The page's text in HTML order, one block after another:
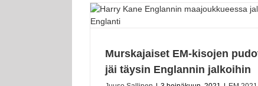
Murskajaiset EM-kisojen
jäi täysin Englannin jalkoihin